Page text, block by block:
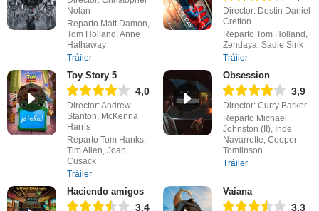
Nolan
Reparto Matt Damon,
Tom Holland, Anne
Hathaway
Tráiler
Director: Destin Daniel
Cretton
Reparto Tom Holland,
Zendaya, Sadie Sink
Tráiler
Toy Story 5
4,0
Director: Andrew
Stanton, McKenna
Harris
Reparto Tom Hanks,
Tim Allen, Joan
Cusack
Tráiler
Obsession
3,9
Director: Curry Barker
Reparto Michael
Johnston (II), Inde
Navarrette, Cooper
Tomlinson
Tráiler
Haciendo amigos
3,4
Vaiana
3,3